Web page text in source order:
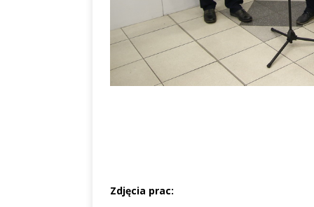
Zdjęcia prac: